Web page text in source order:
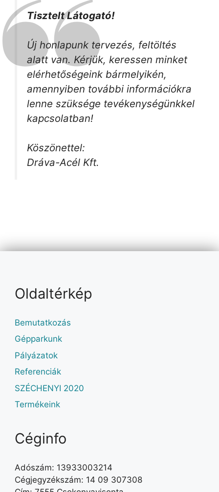
Tisztelt Látogató!
Új honlapunk tervezés, feltöltés
alatt van. Kérjük, keressen minket
elérhetőségeink bármelyikén,
amennyiben további információkra
lenne szüksége tevékenységünkkel
kapcsolatban!
Köszönettel:
Dráva-Acél Kft.
Oldaltérkép
Bemutatkozás
Gépparkunk
Pályázatok
Referenciák
SZÉCHENYI 2020
Termékeink
Céginfo
Adószám: 13933003214
Cégjegyzékszám: 14 09 307308